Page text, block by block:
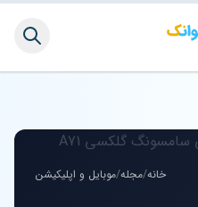
خانه/مجله/موبایل و اپلیکیشن